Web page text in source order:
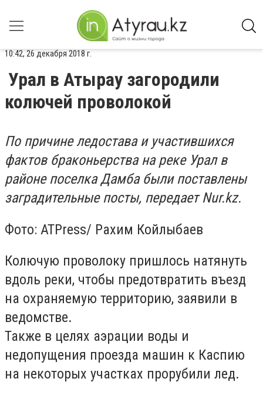
10:42, 26 декабря 2018 г.
Урал в Атырау загородили
колючей проволокой
По причине ледостава и участившихся
фактов браконьерства на реке Урал в
районе поселка Дамба были поставлены
заградительные посты, передает Nur.kz.
Фото: ATPress/ Рахим Койлыбаев
Колючую проволоку пришлось натянуть
вдоль реки, чтобы предотвратить въезд
на охраняемую территорию, заявили в
ведомстве.
Также в целях аэрации воды и
недопущения проезда машин к Каспию
на некоторых участках прорубили лед.